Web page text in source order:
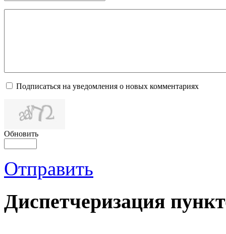
Подписаться на уведомления о новых комментариях
Обновить
Отправить
Диспетчеризация